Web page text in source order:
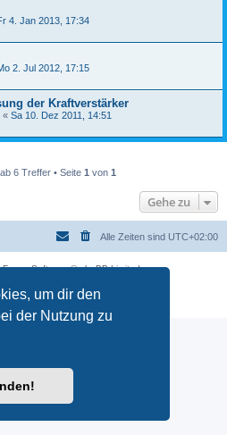
um dir den
der Nutzung zu
4. Jan 2013, 17:34
2. Jul 2012, 17:15
der Kraftverstärker
« Sa 10. Dez 2011, 14:51
6 Treffer • Seite 1 von 1
Gehe zu
Alle Zeiten sind UTC+02:00
Forum Software © phpBB Limited
| TERMS_LINK